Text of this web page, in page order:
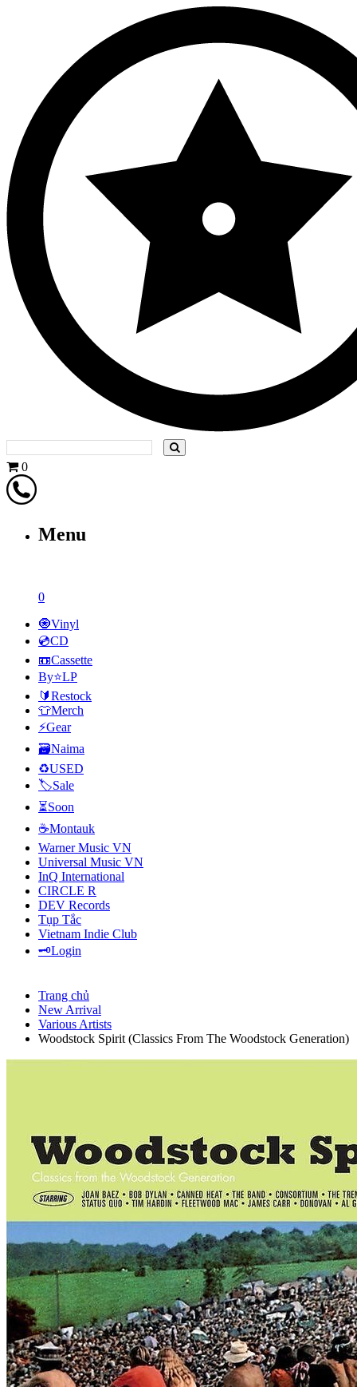
0
Menu
0
🧿Vinyl
💿CD
📼Cassette
By⭐LP
🔰Restock
👕Merch
⚡Gear
🗃️Naima
♻️USED
🏷️Sale
⏳Soon
☕Montauk
Warner Music VN
Universal Music VN
InQ International
CIRCLE R
DEV Records
Tụp Tắc
Vietnam Indie Club
🗝️Login
Trang chủ
New Arrival
Various Artists
Woodstock Spirit (Classics From The Woodstock Generation)